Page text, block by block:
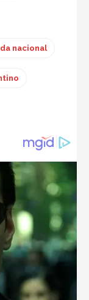
nacional